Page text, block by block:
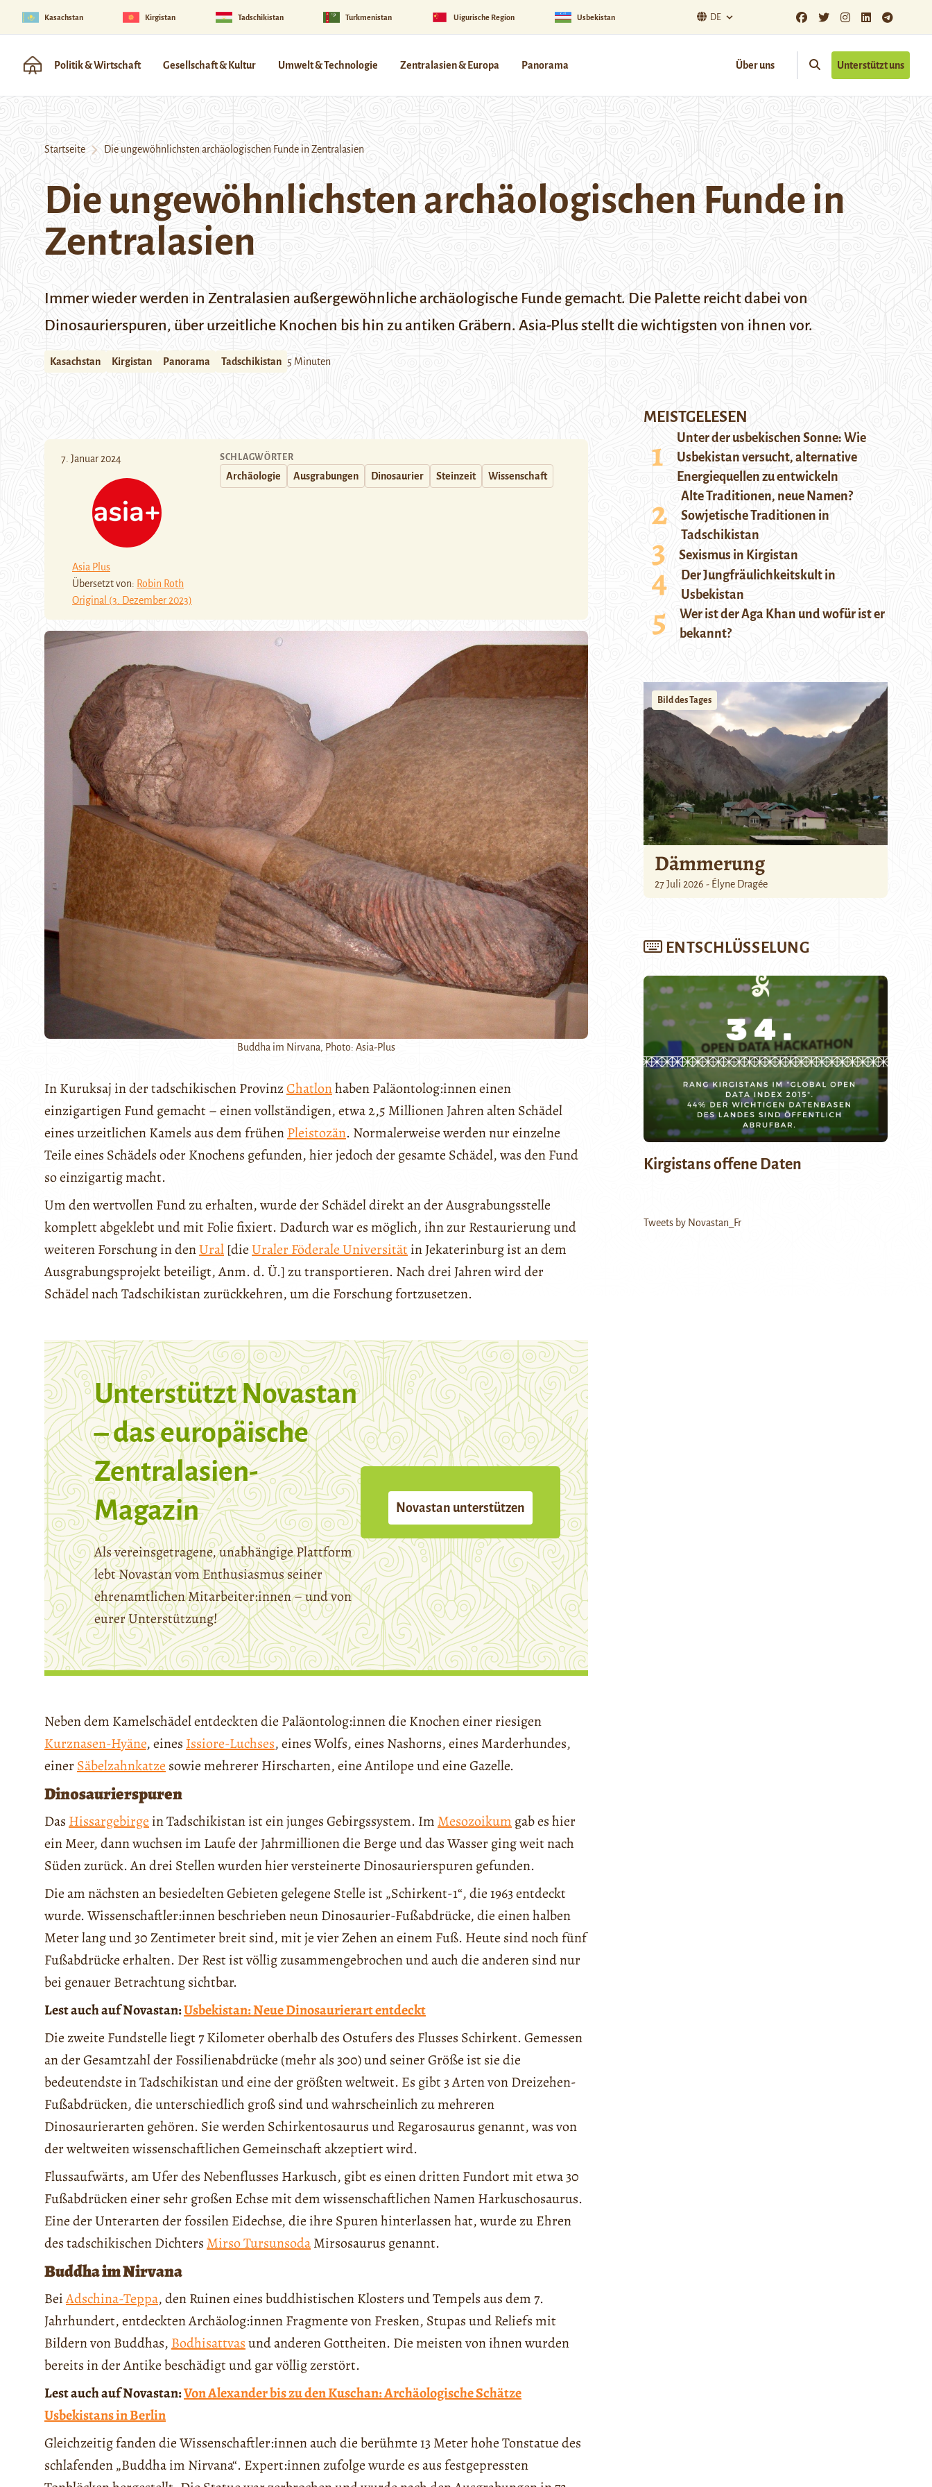
Kasachstan Kirgistan Tadschikistan Turkmenistan Uigurische Region Usbekistan DE
Politik & Wirtschaft Gesellschaft & Kultur Umwelt & Technologie Zentralasien & Europa Panorama Über uns Unterstützt uns
Startseite Die ungewöhnlichsten archäologischen Funde in Zentralasien
Die ungewöhnlichsten archäologischen Funde in
Zentralasien
Immer wieder werden in Zentralasien außergewöhnliche archäologische Funde gemacht. Die Palette reicht dabei von
Dinosaurierspuren, über urzeitliche Knochen bis hin zu antiken Gräbern. Asia-Plus stellt die wichtigsten von ihnen vor.
Kasachstan Kirgistan Panorama Tadschikistan 5 Minuten
7. Januar 2024
Asia Plus
Übersetzt von: Robin Roth
Original (3. Dezember 2023)
SCHLAGWÖRTER
Archäologie Ausgrabungen Dinosaurier Steinzeit Wissenschaft
Buddha im Nirvana, Photo: Asia-Plus
In Kuruksaj in der tadschikischen ProvinzChatlonhaben Paläontolog:innen einen
einzigartigen Fund gemacht – einen vollständigen, etwa 2,5 Millionen Jahren alten Schädel
eines urzeitlichen Kamels aus dem frühenPleistozän. Normalerweise werden nur einzelne
Teile eines Schädels oder Knochens gefunden, hier jedoch der gesamte Schädel, was den Fund
so einzigartig macht.
Um den wertvollen Fund zu erhalten, wurde der Schädel direkt an der Ausgrabungsstelle
komplett abgeklebt und mit Folie fixiert. Dadurch war es möglich, ihn zur Restaurierung und
weiteren Forschung in denUral [dieUraler Föderale Universitätin Jekaterinburg ist an dem
Ausgrabungsprojekt beteiligt, Anm. d. Ü.] zu transportieren. Nach drei Jahren wird der
Schädel nach Tadschikistan zurückkehren, um die Forschung fortzusetzen.
Unterstützt Novastan
– das europäische
Zentralasien-
Magazin
Als vereinsgetragene, unabhängige Plattform
lebt Novastan vom Enthusiasmus seiner
ehrenamtlichen Mitarbeiter:innen – und von
eurer Unterstützung!
Novastan unterstützen
Neben dem Kamelschädel entdeckten die Paläontolog:innen die Knochen einer riesigen
Kurznasen-Hyäne, eines Issiore-Luchses, eines Wolfs, eines Nashorns, eines Marderhundes,
einerSäbelzahnkatze sowie mehrerer Hirscharten, eine Antilope und eine Gazelle.
Dinosaurierspuren
Das Hissargebirge in Tadschikistan ist ein junges Gebirgssystem. Im Mesozoikum gab es hier
ein Meer, dann wuchsen im Laufe der Jahrmillionen die Berge und das Wasser ging weit nach
Süden zurück. An drei Stellen wurden hier versteinerte Dinosaurierspuren gefunden.
Die am nächsten an besiedelten Gebieten gelegene Stelle ist „Schirkent-1“, die 1963 entdeckt
wurde. Wissenschaftler:innen beschrieben neun Dinosaurier-Fußabdrücke, die einen halben
Meter lang und 30 Zentimeter breit sind, mit je vier Zehen an einem Fuß. Heute sind noch fünf
Fußabdrücke erhalten. Der Rest ist völlig zusammengebrochen und auch die anderen sind nur
bei genauer Betrachtung sichtbar.
Lest auch auf Novastan:Usbekistan: Neue Dinosaurierart entdeckt
Die zweite Fundstelle liegt 7 Kilometer oberhalb des Ostufers des Flusses Schirkent. Gemessen
an der Gesamtzahl der Fossilienabdrücke (mehr als 300) und seiner Größe ist sie die
bedeutendste in Tadschikistan und eine der größten weltweit. Es gibt 3 Arten von Dreizehen-
Fußabdrücken, die unterschiedlich groß sind und wahrscheinlich zu mehreren
Dinosaurierarten gehören. Sie werden Schirkentosaurus und Regarosaurus genannt, was von
der weltweiten wissenschaftlichen Gemeinschaft akzeptiert wird.
Flussaufwärts, am Ufer des Nebenflusses Harkusch, gibt es einen dritten Fundort mit etwa 30
Fußabdrücken einer sehr großen Echse mit dem wissenschaftlichen Namen Harkuschosaurus.
Eine der Unterarten der fossilen Eidechse, die ihre Spuren hinterlassen hat, wurde zu Ehren
des tadschikischen Dichters Mirso TursunsodaMirsosaurus genannt.
Buddha im Nirvana
BeiAdschina-Teppa, den Ruinen eines buddhistischen Klosters und Tempels aus dem 7.
Jahrhundert, entdeckten Archäolog:innen Fragmente von Fresken, Stupas und Reliefs mit
Bildern von Buddhas, Bodhisattvasund anderen Gottheiten. Die meisten von ihnen wurden
bereits in der Antike beschädigt und gar völlig zerstört.
Lest auch auf Novastan:Von Alexander bis zu den Kuschan: Archäologische Schätze
Usbekistans in Berlin
Gleichzeitig fanden die Wissenschaftler:innen auch die berühmte 13 Meter hohe Tonstatue des
schlafenden „Buddha im Nirvana“. Expert:innen zufolge wurde es aus festgepressten
MEISTGELESEN
Unter der usbekischen Sonne: Wie
Usbekistan versucht, alternative
Energiequellen zu entwickeln
Alte Traditionen, neue Namen?
Sowjetische Traditionen in
Tadschikistan
Sexismus in Kirgistan
Der Jungfräulichkeitskult in
Usbekistan
Wer ist der Aga Khan und wofür ist er
bekannt?
Bild des Tages
Dämmerung
27 Juli 2026 - Élyne Dragée
ENTSCHLÜSSELUNG
Kirgistans offene Daten
Tweets by Novastan_Fr